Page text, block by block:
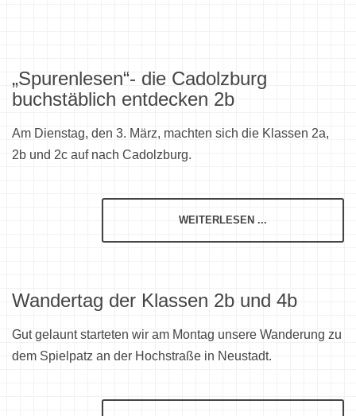
„Spurenlesen“- die Cadolzburg
buchstäblich entdecken 2b
Am Dienstag, den 3. März, machten sich die Klassen 2a,
2b und 2c auf nach Cadolzburg.
WEITERLESEN ...
Wandertag der Klassen 2b und 4b
Gut gelaunt starteten wir am Montag unsere Wanderung zu
dem Spielpatz an der Hochstraße in Neustadt.